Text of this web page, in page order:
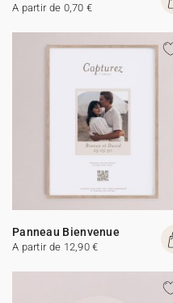
A partir de 0,70 €
Panneau Bienvenue
A partir de 12,90 €